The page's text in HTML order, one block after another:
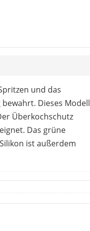
und das
Dieses Modell
Überkochschutz
Das grüne
ist außerdem
gegen
und kann
Bei anderen
Die